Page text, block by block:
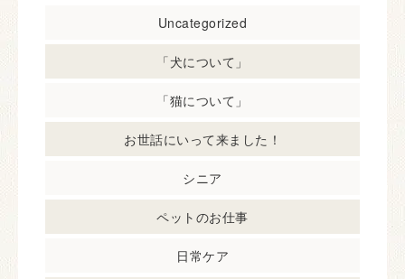
Uncategorized
「犬について」
「猫について」
お世話にいって来ました！
シニア
ペットのお仕事
日常ケア